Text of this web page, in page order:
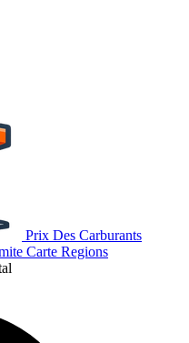
Prix Des Carburants
Carte Regions